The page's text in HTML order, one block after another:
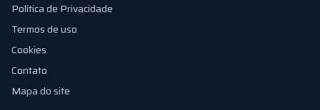
Política de Privacidade
Termos de uso
Cookies
Contato
Mapa do site